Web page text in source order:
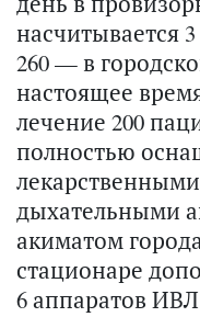
насчитывается
260 — в
настоящее
лечение 200
полностью
дыхательными
акиматом
стационаре
6 аппаратов